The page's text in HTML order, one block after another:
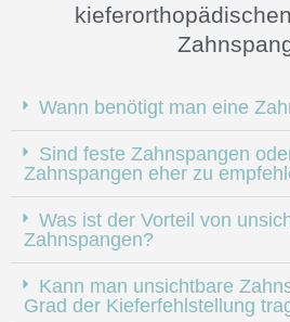
Wann benötigt man eine
Sind feste Zahnspangen
Zahnspangen eher zu
Was ist der Vorteil von
Zahnspangen?
Kann man unsichtbare
Grad der Kieferfehlstellung